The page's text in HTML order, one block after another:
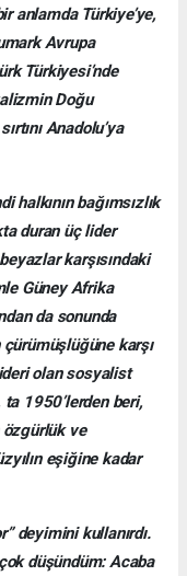
anlamda Türkiye’ye,
Avrupa
Türkiyesi’nde
Doğu
Anadolu’ya
halkının bağımsızlık
duran üç lider
karşısındaki
Güney Afrika
da sonunda
karşı
olan sosyalist
ta 1950’lerden beri,
özgürlük ve
eşiğine kadar
deyimini kullanırdı.
düşündüm: Acaba